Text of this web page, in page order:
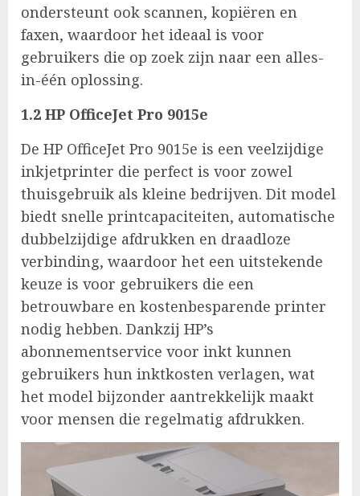
ondersteunt ook scannen, kopiëren en
faxen, waardoor het ideaal is voor
gebruikers die op zoek zijn naar een alles-
in-één oplossing.
1.2 HP OfficeJet Pro 9015e
De HP OfficeJet Pro 9015e is een veelzijdige
inkjetprinter die perfect is voor zowel
thuisgebruik als kleine bedrijven. Dit model
biedt snelle printcapaciteiten, automatische
dubbelzijdige afdrukken en draadloze
verbinding, waardoor het een uitstekende
keuze is voor gebruikers die een
betrouwbare en kostenbesparende printer
nodig hebben. Dankzij HP’s
abonnementservice voor inkt kunnen
gebruikers hun inktkosten verlagen, wat
het model bijzonder aantrekkelijk maakt
voor mensen die regelmatig afdrukken.